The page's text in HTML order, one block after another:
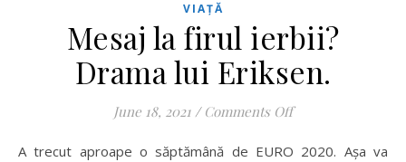
VIAȚĂ
Mesaj la firul ierbii?
Drama lui Eriksen.
June 18, 2021 / Comments Offon Mesaj la firul
A trecut aproape o săptămână de EURO 2020. Așa va